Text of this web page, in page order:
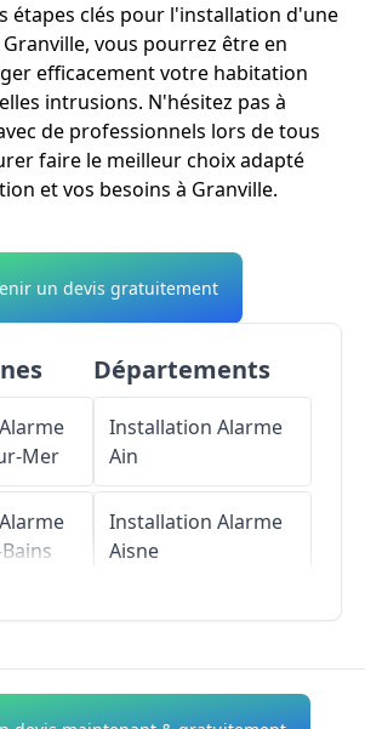
étapes clés pour l'installation d'une
vous pourrez être en
efficacement votre habitation
intrusions. N'hésitez pas à
de professionnels lors de tous
faire le meilleur choix adapté
et vos besoins à Granville.
un devis gratuitement
Mer
Départements
Installation Alarme
Ain
Installation Alarme
Aisne
Installation Alarme